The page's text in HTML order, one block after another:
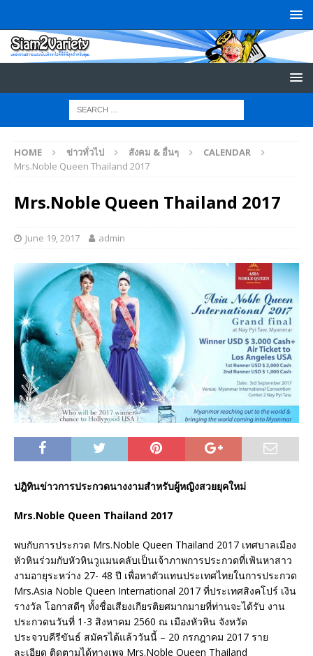
HOME ข่าวทั่วไป สังคม & อื่นๆ
CALENDAR
Mrs.Noble Queen Thailand 2017
Mrs.Noble Queen Thailand 2017
June 19, 2017 admin
ปฎิทินข่าวการประกวดนางงามสำหรับผู้หญิงสวยยุคใหม่
Mrs.Noble Queen Thailand 2017
พบกับการประกวด Mrs.Noble Queen Thailand 2017 เทศบาลเมือง
หัวหินร่วมกับหัวหินวูแมนคลับเป็นเจ้าภาพการประกวดที่เฟ้นหาสาว
งามอายุระหว่าง 27- 48 ปี เพื่อหาตัวแทนประเทศไทยในการประกวด
Mrs.Asia Noble Queen International 2017 ที่ประเทศสิงคโปร์ เงิน
รางวัล โอกาสดีๆ ทั้งชื่อเสียงเกียรติยศมากมายที่ท่านจะได้รับ งาน
ประกวดนวันที่ 1-3 สิงหาคม 2560 ณ เมืองหัวหิน จังหวัด
ประจวบคีรีขันธ์ สมัครได้แล้ววันนี้ – 20 กรกฎาคม 2017 ราย
ละเอียด ติดตามได้ทางเพจ Mrs.Noble Queen Thailand